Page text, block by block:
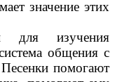
значение этих
для изучения
общения с
помогают